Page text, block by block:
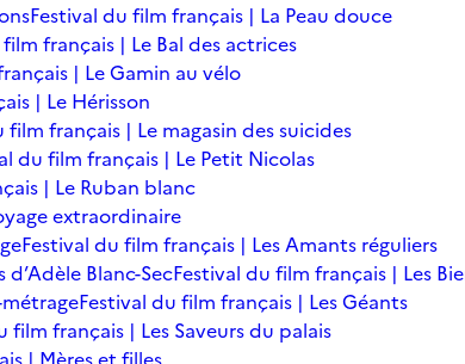
Festival du film français | La Peau douce
français | Le Bal des actrices
| Le Gamin au vélo
| Le Hérisson
film français | Le magasin des suicides
du film français | Le Petit Nicolas
| Le Ruban blanc
extraordinaire
Festival du film français | Les Amants réguliers
Blanc-SecFestival du film français | Les
Festival du film français | Les Géants
film français | Les Saveurs du palais